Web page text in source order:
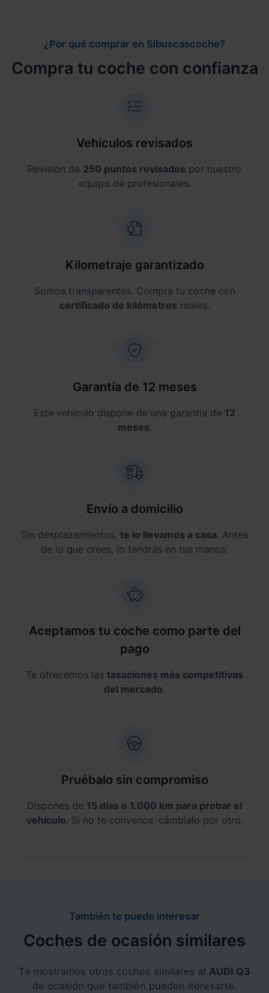
¿Por qué comprar en Sibuscascoche?
Compra tu coche con confianza
Vehículos revisados
Revisión de 250 puntos revisados por nuestro
equipo de profesionales.
Kilometraje garantizado
Somos transparentes. Compra tu coche con
certificado de kilómetros reales.
Garantía de 12 meses
Este vehículo dispone de una garantía de 12
meses.
Envío a domicilio
Sin desplazamientos, te lo llevamos a casa. Antes
de lo que crees, lo tendrás en tus manos.
Aceptamos tu coche como parte del
pago
Te ofrecemos las tasaciones más competitivas
del mercado.
Pruébalo sin compromiso
Dispones de 15 días o 1.000 km para probar el
vehículo. Si no te convence, cámbialo por otro.
También te puede interesar
Coches de ocasión similares
Te mostramos otros coches similares al AUDI Q3
de ocasión que también pueden iteresarte.